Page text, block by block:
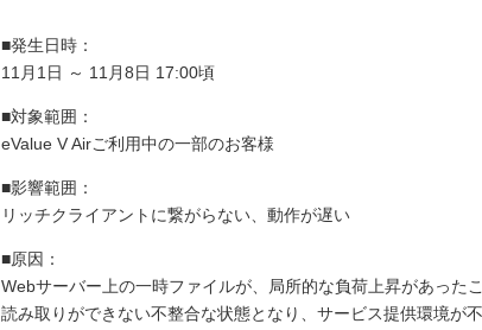
■発生日時：
11月1日 ～ 11月8日 17:00頃
■対象範囲：
eValue V Airご利用中の一部のお客様
■影響範囲：
リッチクライアントに繋がらない、動作が遅い
■原因：
Webサーバー上の一時ファイルが、局所的な負荷上昇があった
読み取りができない不整合な状態となり、サービス提供環境が